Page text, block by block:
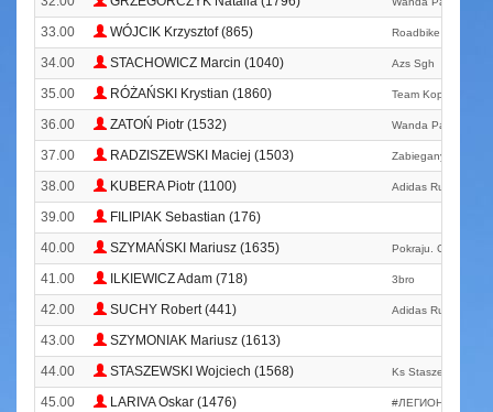
33.00 WÓJCIK Krzysztof (865) Roadbike
34.00 STACHOWICZ Marcin (1040) Azs Sgh
35.00 RÓŻAŃSKI Krystian (1860) Team Kopeć
36.00 ZATOŃ Piotr (1532) Wanda Panfil Team
37.00 RADZISZEWSKI Maciej (1503) Zabiegany Wołomin
38.00 KUBERA Piotr (1100) Adidas Runners
39.00
FILIPIAK Sebastian (176)
40.00
SZYMAŃSKI Mariusz (1635) Pokraju. Com. Pl
41.00 ILKIEWICZ Adam (718) 3bro
42.00 SUCHY Robert (441) Adidas Runners
43.00
SZYMONIAK Mariusz (1613)
44.00
STASZEWSKI Wojciech (1568) Ks Staszewscy
45.00 LARIVA Oskar (1476)